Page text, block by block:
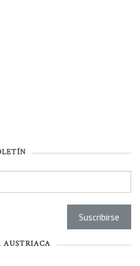
AUSTRIACA